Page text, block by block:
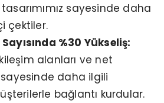
sayesinde daha
çektiler.
%30 Yükseliş:
alanları ve net
daha ilgili
bağlantı kurdular.